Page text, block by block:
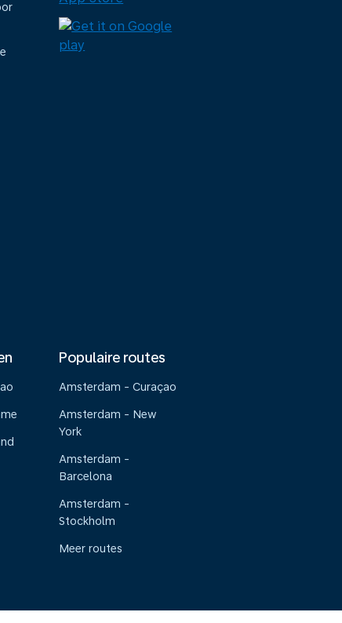
Populaire routes
Amsterdam - Curaçao
Amsterdam - New
York
Amsterdam -
Barcelona
Amsterdam -
Stockholm
Meer routes